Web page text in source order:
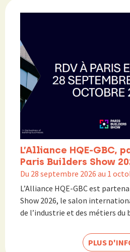
L’Alliance HQE-GBC,
Paris Builders Show
Du 28 septembre 2026 au 1
L’Alliance HQE-GBC est
Show 2026, le salon
de l’industrie et des métiers du
PLUS